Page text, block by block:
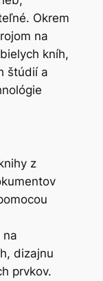
Okrem
na
kníh,
štúdií a
z
na
dizajnu
prvkov.